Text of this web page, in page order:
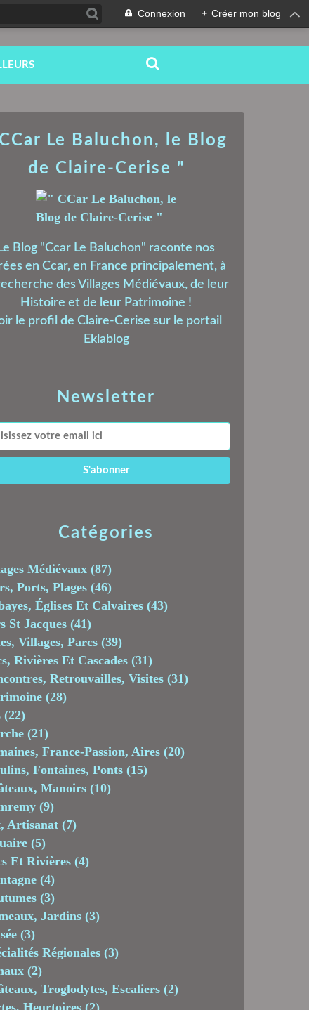
Connexion + Créer mon blog
Newsletter
Catégories
Médiévaux (87)
Ports, Plages (46)
Églises Et Calvaires (43)
St Jacques (41)
Villages, Parcs (39)
Rivières Et Cascades (31)
Retrouvailles, Visites (31)
(28)
(22)
(21)
France-Passion, Aires (20)
Fontaines, Ponts (15)
Manoirs (10)
(9)
Artisanat (7)
(5)
Et Rivières (4)
(4)
(3)
Jardins (3)
(3)
Régionales (3)
(2)
Troglodytes, Escaliers (2)
Heurtoires (2)
Le Baluchon, le Blog
de Claire-Cerise "
Le Blog "Ccar Le Baluchon" raconte nos
en Ccar, en France principalement, à
des Villages Médiévaux, de leur
Histoire et de leur Patrimoine !
le profil de Claire-Cerise sur le portail
Eklablog